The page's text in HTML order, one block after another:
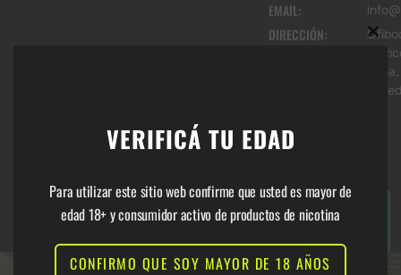
EMAIL:
DIRECCIÓN:
Ulloa,
ESCRIBINOS
ABRIR
CONVERSACIÓN
VERIFICÁ TU EDAD
Para utilizar este sitio web confirme que usted es mayor de
edad 18+ y consumidor activo de productos de nicotina
CONFIRMO QUE SOY MAYOR DE 18 AÑOS